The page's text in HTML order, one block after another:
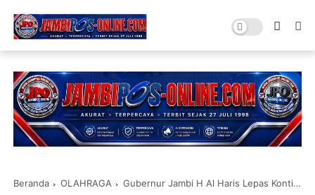
Beranda OLAHRAGA Gubernur Jambi H Al Haris Lepas Kontingen Futsal Jambi Berlaga Liga Futsal Nusantara